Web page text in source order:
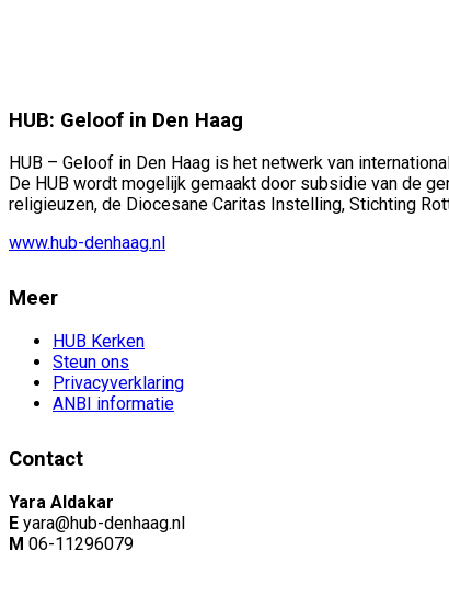
HUB: Geloof in Den Haag
HUB – Geloof in Den Haag is het netwerk van
De HUB wordt mogelijk gemaakt door subsidie van de
religieuzen, de Diocesane Caritas Instelling, Stichting
www.hub-denhaag.nl
Meer
HUB Kerken
Steun ons
Privacyverklaring
ANBI informatie
Contact
Yara Aldakar
E yara@hub-denhaag.nl
M 06-11296079